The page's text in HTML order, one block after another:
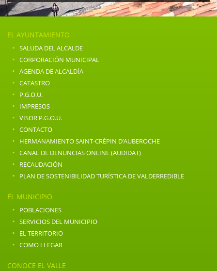
EL AYUNTAMIENTO
· SALUDA DEL ALCALDE
· CORPORACIÓN MUNICIPAL
· AGENDA DE ALCALDÍA
· CATASTRO
· P.G.O.U.
· IMPRESOS
· VISOR P.G.O.U.
· CONTACTO
· HERMANAMIENTO SAINT-CRÉPIN D’AUBEROCHE
· CANAL DE DENUNCIAS ONLINE (AUDIDAT)
· RECAUDACIÓN
· PLAN DE SOSTENIBILIDAD TURÍSTICA DE VALDERREDIBLE
EL MUNICIPIO
· POBLACIONES
· SERVICIOS DEL MUNICIPIO
· EL TERRITORIO
· COMO LLEGAR
CONOCE EL VALLE